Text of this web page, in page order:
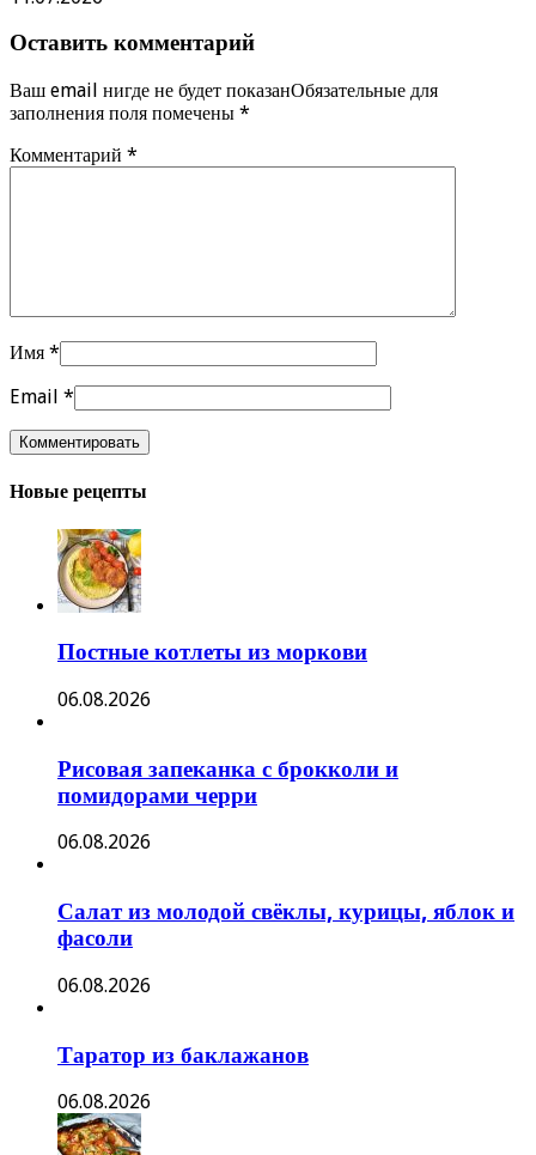
Оставить комментарий
Ваш email нигде не будет показанОбязательные для
заполнения поля помечены *
Комментарий *
Имя *
Email *
Новые рецепты
Постные котлеты из моркови
06.08.2026
Рисовая запеканка с брокколи и
помидорами черри
06.08.2026
Салат из молодой свёклы, курицы, яблок и
фасоли
06.08.2026
Таратор из баклажанов
06.08.2026